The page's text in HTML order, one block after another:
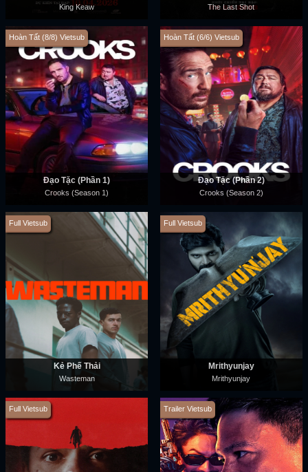
King Keaw The Last Shot
Hoàn Tất (8/8) Vietsub
Đạo Tặc (Phần 1)
Crooks (Season 1)
Hoàn Tất (6/6) Vietsub
Đạo Tặc (Phần 2)
Crooks (Season 2)
Full Vietsub
Kẻ Phế Thải
Wasteman
Full Vietsub
Mrithyunjay
Mrithyunjay
Full Vietsub Trailer Vietsub